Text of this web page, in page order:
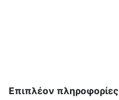
Επιπλέον πληροφορίες